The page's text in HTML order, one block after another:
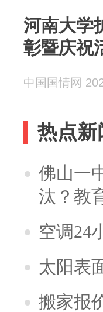
河南大学
彰暨庆祝
中国国情网
热点新
佛山一
汰？教
空调24
太阳表
搬家报